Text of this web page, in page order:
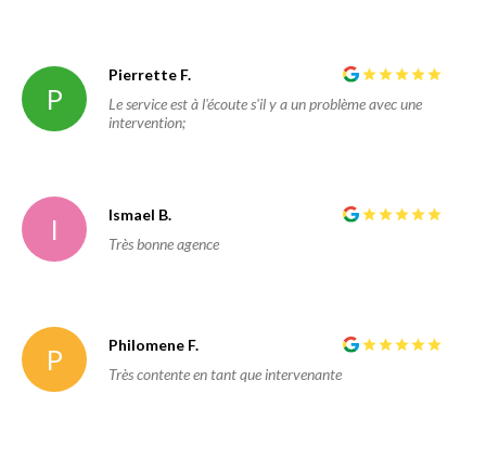
P
Pierrette F.
Le service est à l'écoute s'il y a un problème avec une
intervention;
I
Ismael B.
Très bonne agence
P
Philomene F.
Très contente en tant que intervenante